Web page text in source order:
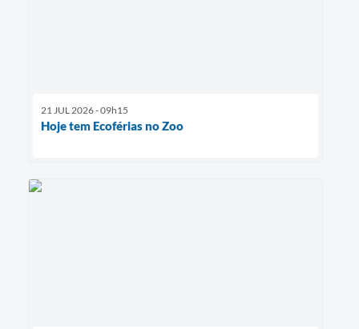
21 JUL 2026 - 09h15
Hoje tem Ecoférias no Zoo